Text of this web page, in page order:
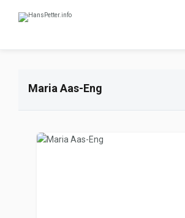
Maria Aas-Eng